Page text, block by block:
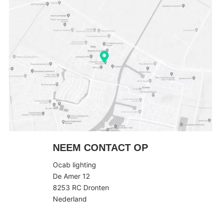
NEEM CONTACT OP
Ocab lighting
De Amer 12
8253 RC Dronten
Nederland